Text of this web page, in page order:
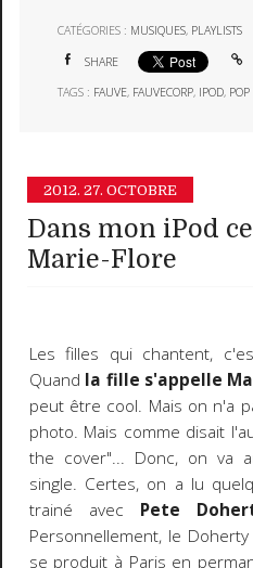
CATÉGORIES : MUSIQUES, PLAYLISTS
SHARE
TAGS : FAUVE, FAUVECORP, IPOD, POP
2012. 27. OCTOBRE
Dans mon iPod
Marie-Flore
Les filles qui chantent,
Quand la fille s'appelle
peut être cool. Mais on n'a
photo. Mais comme disait
the cover"... Donc, on va
single. Certes, on a lu
trainé avec Pete
Personnellement, le
se produit à Paris en